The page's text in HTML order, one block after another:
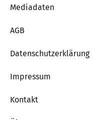
Mediadaten
AGB
Datenschutzerklärung
Impressum
Kontakt